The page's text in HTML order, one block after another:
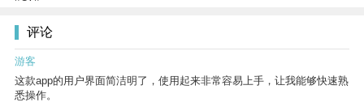
评论
游客
这款app的用户界面简洁明了，使用起来非常容易上手，让我能够快速熟
悉操作。